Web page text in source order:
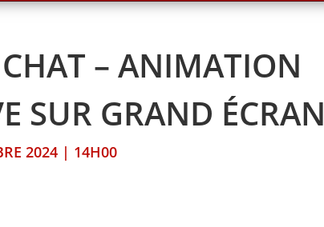
– ANIMATION
SUR GRAND ÉCRAN
2024 | 14H00